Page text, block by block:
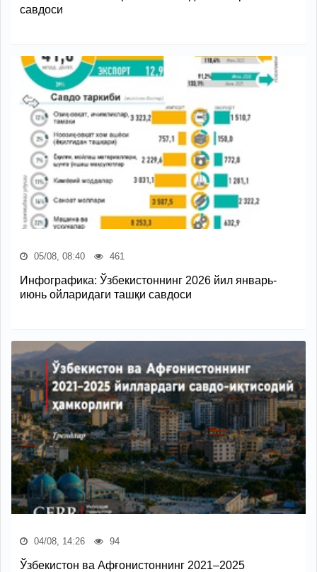
савдоси
05/08, 08:40 461
Инфографика: Ўзбекистоннинг 2026 йил январь-
июнь ойларидаги ташқи савдоси
04/08, 14:26 94
Ўзбекистон ва Афғонистоннинг 2021–2025